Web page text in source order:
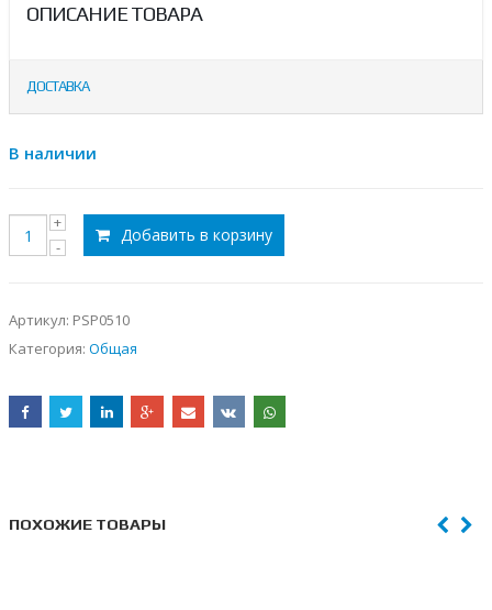
ОПИСАНИЕ ТОВАРА
ДОСТАВКА
В наличии
Добавить в корзину
Артикул: PSP0510
Категория: Общая
ПОХОЖИЕ ТОВАРЫ